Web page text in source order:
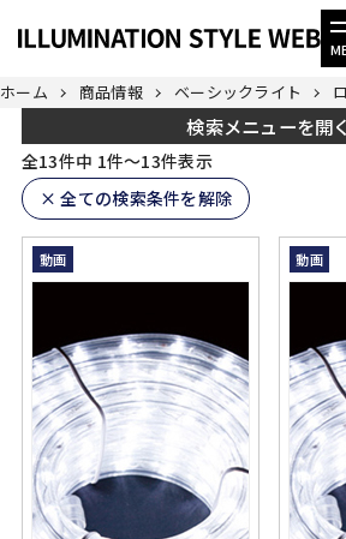
ホーム 商品情報 ベーシックライト
全13件中 1件～13件表示
× 全ての検索条件を解除
動画 動画
検索メニューを